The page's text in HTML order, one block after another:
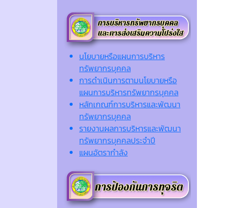
นโยบายหรือแผนการบริหาร
ทรัพยากรบุคคล
การดำเนินการตามนโยบายหรือ
แผนการบริหารทรัพยากรบุคคล
หลักเกณฑ์การบริหารและพัฒนา
ทรัพยากรบุคคล
รายงานผลการบริหารและพัฒนา
ทรัพยากรบุคคลประจำปี
แผนอัตรากำลัง